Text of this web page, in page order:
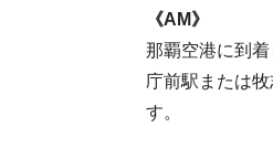
《AM》
那覇空港に到
庁前駅または
す。